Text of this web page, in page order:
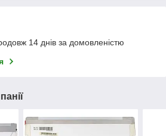
14 днів за домовленістю